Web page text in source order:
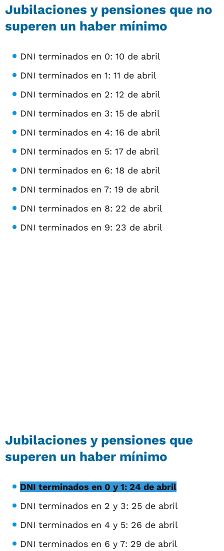
Jubilaciones y pensiones que no
superen un haber mínimo
DNI terminados en 0: 10 de abril
DNI terminados en 1: 11 de abril
DNI terminados en 2: 12 de abril
DNI terminados en 3: 15 de abril
DNI terminados en 4: 16 de abril
DNI terminados en 5: 17 de abril
DNI terminados en 6: 18 de abril
DNI terminados en 7: 19 de abril
DNI terminados en 8: 22 de abril
DNI terminados en 9: 23 de abril
Jubilaciones y pensiones que
superen un haber mínimo
DNI terminados en 0 y 1: 24 de abril
DNI terminados en 2 y 3: 25 de abril
DNI terminados en 4 y 5: 26 de abril
DNI terminados en 6 y 7: 29 de abril